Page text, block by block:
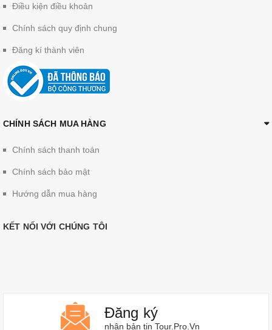
Điều kiện điều khoản
Chính sách quy định chung
Đăng kí thành viên
CHÍNH SÁCH MUA HÀNG
Chính sách thanh toán
Chính sách bảo mật
Hướng dẫn mua hàng
KẾT NỐI VỚI CHÚNG TÔI
Đăng ký
nhận bản tin Tour.Pro.Vn